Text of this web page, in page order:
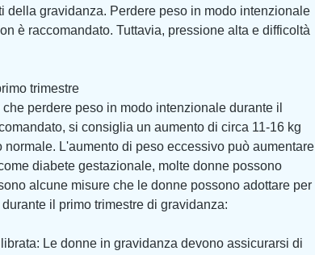
della gravidanza. Perdere peso in modo intenzionale
è raccomandato. Tuttavia, pressione alta e difficoltà
trimestre
perdere peso in modo intenzionale durante il
si consiglia un aumento di circa 11-16 kg
normale. L'aumento di peso eccessivo può aumentare
diabete gestazionale, molte donne possono
alcune misure che le donne possono adottare per
il primo trimestre di gravidanza:
Le donne in gravidanza devono assicurarsi di